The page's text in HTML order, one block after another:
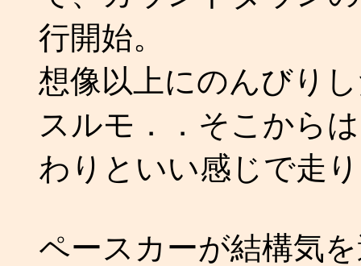
行開始。
想像以上にのんびり
スルモ．．そこから
わりといい感じで走
ペースカーが結構気